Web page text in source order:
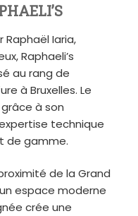
Raphaël Iaria,
Raphaeli’s
au rang de
à Bruxelles. Le
à son
technique
de gamme.
de la Grand
espace moderne
crée une